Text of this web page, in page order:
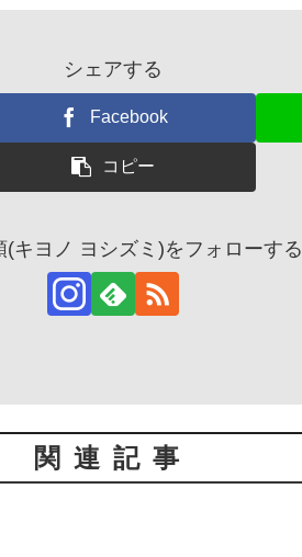
シェアする
Facebook
コピー
(キヨノ ヨシズミ)をフォローする
関連記事